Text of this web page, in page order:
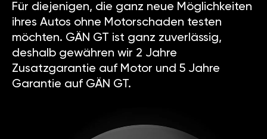
Für diejenigen, die ganz neue Möglichkeiten
ihres Autos ohne Motorschaden testen
möchten. GÄN GT ist ganz zuverlässig,
deshalb gewähren wir 2 Jahre
Zusatzgarantie auf Motor und 5 Jahre
Garantie auf GÄN GT.